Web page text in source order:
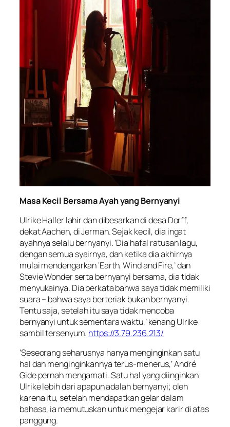
Masa Kecil Bersama Ayah yang Bernyanyi
Ulrike Haller lahir dan dibesarkan di desa Dorff,
dekat Aachen, di Jerman. Sejak kecil, dia ingat
ayahnya selalu bernyanyi. ‘Dia hafal ratusan lagu,
dengan semua syairnya, dan ketika dia akhirnya
mulai mendengarkan ‘Earth, Wind and Fire,’ dan
Stevie Wonder serta bernyanyi bersama, dia tidak
menyukainya. Dia berkata bahwa saya tidak memiliki
suara – bahwa saya berteriak bukan bernyanyi.
Tentu saja, setelah itu saya tidak mencoba
bernyanyi untuk sementara waktu,’ kenang Ulrike
sambil tersenyum. https://3.79.236.213/
‘Seseorang seharusnya hanya menginginkan satu
hal dan menginginkannya terus-menerus,’ André
Gide pernah mengamati. Satu hal yang diinginkan
Ulrike lebih dari apapun adalah bernyanyi; oleh
karena itu, setelah mendapatkan gelar dalam
bahasa, ia memutuskan untuk mengejar karir di atas
panggung.